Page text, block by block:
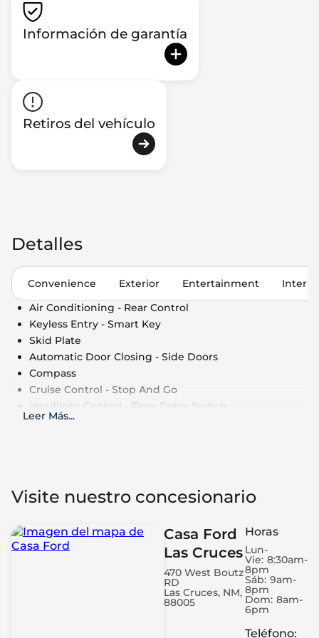
Información de garantía
Retiros del vehículo
Detalles
Convenience Exterior Entertainment
Air Conditioning - Rear Control
Keyless Entry - Smart Key
Skid Plate
Automatic Door Closing - Side Doors
Compass
Cruise Control - Stop And Go
Headlight Control - Time Delay Switch
Keyless Entry - Remote
Power Outlet - 110V
Air Conditioning - Fully Automated Climate
Roof Rails - Cross Bars
Automatic Door Closing - Rear Boot/Hatch Only
Leer Más...
Visite nuestro concesionario
Casa Ford
Las Cruces
470 West Boutz
RD
Las Cruces, NM,
88005
Horas
Lun-
Vie: 8:30am-
8pm
Sáb: 9am-
8pm
Dom: 8am-
6pm
Teléfono: